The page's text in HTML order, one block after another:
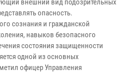
внешний вид подозрительных
опасность.
сознания и гражданской
навыков безопасного
состояния защищенности
одной из основных
офицер Управления